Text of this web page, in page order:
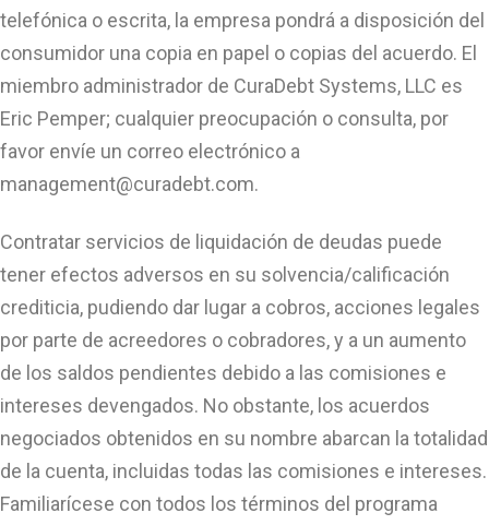
telefónica o escrita, la empresa pondrá a disposición del
consumidor una copia en papel o copias del acuerdo. El
miembro administrador de CuraDebt Systems, LLC es
Eric Pemper; cualquier preocupación o consulta, por
favor envíe un correo electrónico a
management@curadebt.com.
Contratar servicios de liquidación de deudas puede
tener efectos adversos en su solvencia/calificación
crediticia, pudiendo dar lugar a cobros, acciones legales
por parte de acreedores o cobradores, y a un aumento
de los saldos pendientes debido a las comisiones e
intereses devengados. No obstante, los acuerdos
negociados obtenidos en su nombre abarcan la totalidad
de la cuenta, incluidas todas las comisiones e intereses.
Familiarícese con todos los términos del programa